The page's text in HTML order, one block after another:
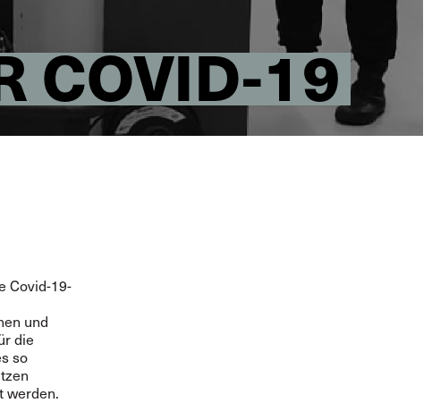
COVID-19
Covid-19-
und
die
so
werden.